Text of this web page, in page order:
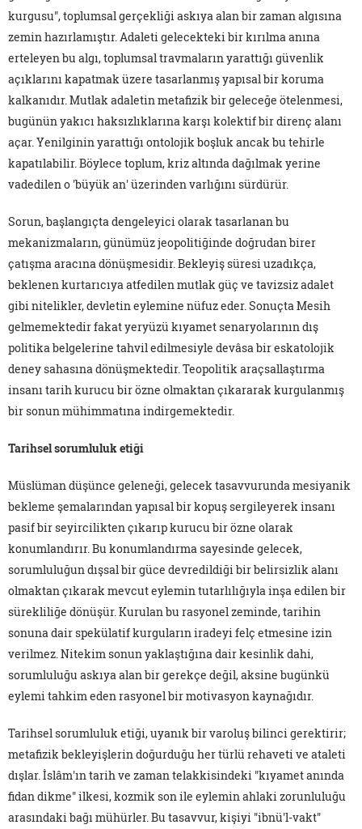
kurgusu", toplumsal gerçekliği askıya alan bir zaman algısına
zemin hazırlamıştır. Adaleti gelecekteki bir kırılma anına
erteleyen bu algı, toplumsal travmaların yarattığı güvenlik
açıklarını kapatmak üzere tasarlanmış yapısal bir koruma
kalkanıdır. Mutlak adaletin metafizik bir geleceğe ötelenmesi,
bugünün yakıcı haksızlıklarına karşı kolektif bir direnç alanı
açar. Yenilginin yarattığı ontolojik boşluk ancak bu tehirle
kapatılabilir. Böylece toplum, kriz altında dağılmak yerine
vadedilen o 'büyük an' üzerinden varlığını sürdürür.
Sorun, başlangıçta dengeleyici olarak tasarlanan bu
mekanizmaların, günümüz jeopolitiğinde doğrudan birer
çatışma aracına dönüşmesidir. Bekleyiş süresi uzadıkça,
beklenen kurtarıcıya atfedilen mutlak güç ve tavizsiz adalet
gibi nitelikler, devletin eylemine nüfuz eder. Sonuçta Mesih
gelmemektedir fakat yeryüzü kıyamet senaryolarının dış
politika belgelerine tahvil edilmesiyle devâsa bir eskatolojik
deney sahasına dönüşmektedir. Teopolitik araçsallaştırma
insanı tarih kurucu bir özne olmaktan çıkararak kurgulanmış
bir sonun mühimmatına indirgemektedir.
Tarihsel sorumluluk etiği
Müslüman düşünce geleneği, gelecek tasavvurunda mesiyanik
bekleme şemalarından yapısal bir kopuş sergileyerek insanı
pasif bir seyircilikten çıkarıp kurucu bir özne olarak
konumlandırır. Bu konumlandırma sayesinde gelecek,
sorumluluğun dışsal bir güce devredildiği bir belirsizlik alanı
olmaktan çıkarak mevcut eylemin tutarlılığıyla inşa edilen bir
sürekliliğe dönüşür. Kurulan bu rasyonel zeminde, tarihin
sonuna dair spekülatif kurguların iradeyi felç etmesine izin
verilmez. Nitekim sonun yaklaştığına dair kesinlik dahi,
sorumluluğu askıya alan bir gerekçe değil, aksine bugünkü
eylemi tahkim eden rasyonel bir motivasyon kaynağıdır.
Tarihsel sorumluluk etiği, uyanık bir varoluş bilinci gerektirir;
metafizik bekleyişlerin doğurduğu her türlü rehaveti ve ataleti
dışlar. İslâm'ın tarih ve zaman telakkisindeki "kıyamet anında
fidan dikme" ilkesi, kozmik son ile eylemin ahlaki zorunluluğu
arasındaki bağı mühürler. Bu tasavvur, kişiyi "ibnü'l-vakt"